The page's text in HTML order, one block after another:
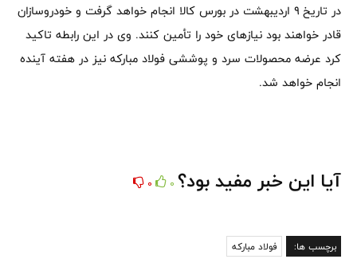
در تاریخ ۹ اردیبهشت در بورس کالا انجام خواهد گرفت و خودروسازان
قادر خواهند بود نیازهای خود را تأمین کنند. وی در این رابطه تاکید
کرد عرضه محصولات سرد و پوششی فولاد مبارکه نیز در هفته آینده
انجام خواهد شد.
آیا این خبر مفید بود؟ 0
0
برچسب ها: فولاد مبارکه